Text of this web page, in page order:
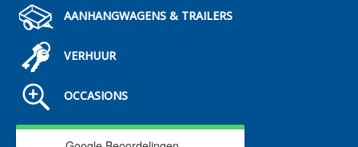
AANHANGWAGENS & TRAILERS
VERHUUR
OCCASIONS